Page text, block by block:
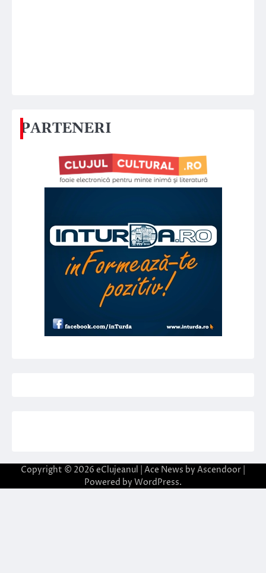
PARTENERI
Copyright © 2026 eClujeanul | Ace News by Ascendoor
Powered by WordPress.